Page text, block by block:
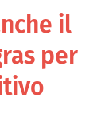
il
per